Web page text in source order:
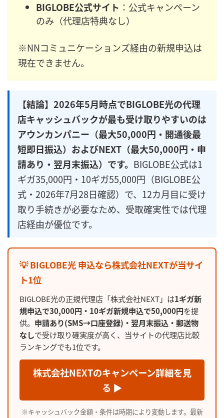
BIGLOBE公式サイト ：公式キャンペーン
のみ（代理店特典なし）
※NNコミュニケーションズ経由の新規申込は
現在できません。
【結論】2026年5月時点でBIGLOBE光の代理
店キャッシュバックが最も受け取りやすいのは
アウンカンパニー（最大50,000円・開通後最
短即日振込）およびNEXT（最大50,000円・申
請あり・翌月末振込）です。 BIGLOBE公式は1
ギガ35,000円・10ギガ55,000円（BIGLOBE公
式・2026年7月28日確認）で、12カ月目に受け
取り手続きが必要なため、受取確実性では代理
店経由が優位です。
💡 BIGLOBE光 申込なら株式会社NEXTが当サイ
ト1位
BIGLOBE光の正規代理店「株式会社NEXT」は1ギガ新
規申込で30,000円・10ギガ新規申込で50,000円を提
供。 申請あり(SMS→口座登録)・翌月末振込・郵送物
なしで受け取り確実度が高く、当サイトの代理店比較
ランキングでも1位です。
株式会社NEXTのキャンペーン詳細を見
る ▶
※キャッシュバック金額・条件は時期により変動します。最新